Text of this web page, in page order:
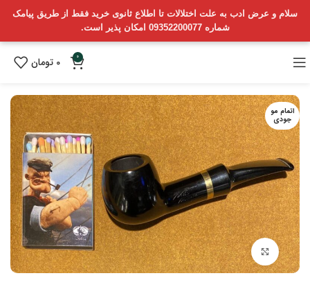
سلام و عرض ادب به علت اختلالات تا اطلاع ثانوی خرید فقط از طریق پیامک
شماره 09352200077 امکان پذیر است.
0
0 تومان
اتمام مو
جودی
بزرگنمایی تصویر